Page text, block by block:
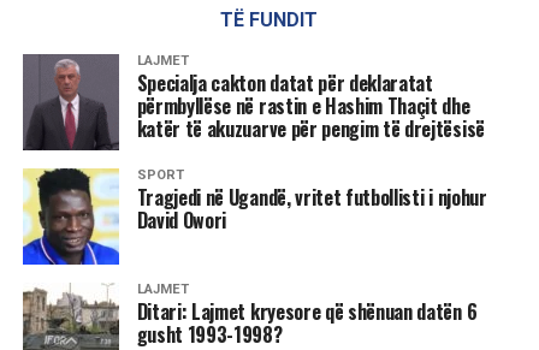
TË FUNDIT
LAJMET
Specialja cakton datat për deklaratat
përmbyllëse në rastin e Hashim Thaçit dhe
katër të akuzuarve për pengim të drejtësisë
SPORT
Tragjedi në Ugandë, vritet futbollisti i njohur
David Owori
LAJMET
Ditari: Lajmet kryesore që shënuan datën 6
gusht 1993-1998?